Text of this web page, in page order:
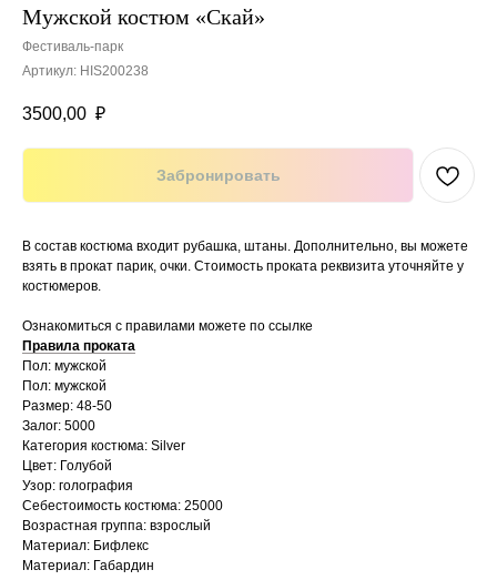
Мужской костюм «Скай»
Фестиваль-парк
Артикул: HIS200238
3500,00 ₽
Забронировать
В состав костюма входит рубашка, штаны. Дополнительно, вы можете
взять в прокат парик, очки. Стоимость проката реквизита уточняйте у
костюмеров.
Ознакомиться с правилами можете по ссылке
Правила проката
Пол: мужской
Пол: мужской
Размер: 48-50
Залог: 5000
Категория костюма: Silver
Цвет: Голубой
Узор: голография
Себестоимость костюма: 25000
Возрастная группа: взрослый
Материал: Бифлекс
Материал: Габардин